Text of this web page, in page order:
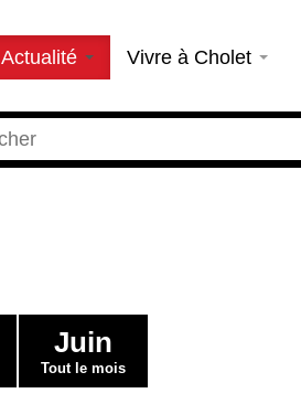
Actualité Vivre à Cholet
Juin
Tout le mois